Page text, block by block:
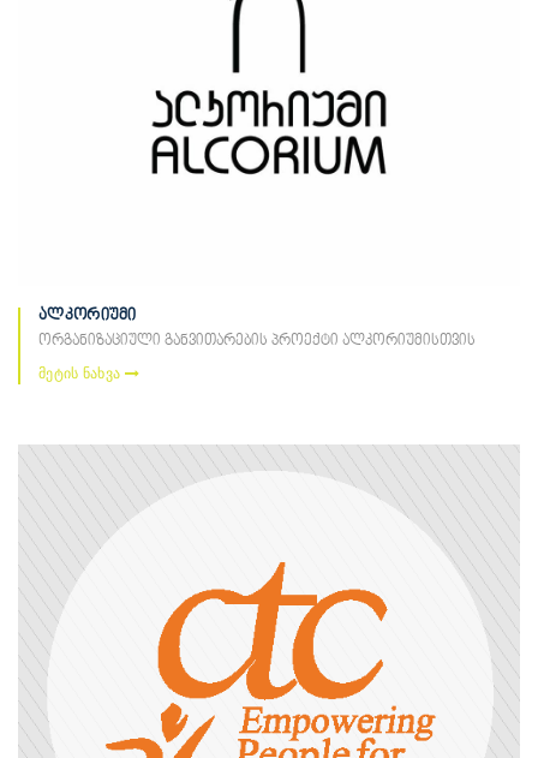
ალკორიუმი
ორგანიზაციული განვითარების პროექტი ალკორიუმისთვის
მეტის ნახვა